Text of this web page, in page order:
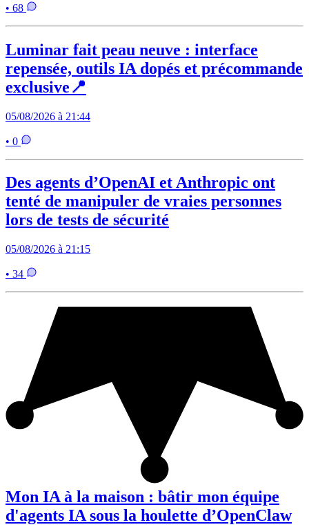
• 68
Luminar fait peau neuve : interface
repensée, outils IA dopés et précommande
exclusive📍
05/08/2026 à 21:44
• 0
Des agents d’OpenAI et Anthropic ont
tenté de manipuler de vraies personnes
lors de tests de sécurité
05/08/2026 à 21:15
• 34
Mon IA à la maison : bâtir mon équipe
d'agents IA sous la houlette d’OpenClaw